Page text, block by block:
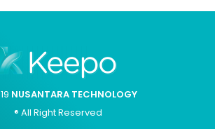
NUSANTARA TECHNOLOGY
® All Right Reserved